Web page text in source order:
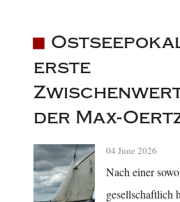
erste
der Max-
04 June 2026
Nach einer
gesellschaftlich